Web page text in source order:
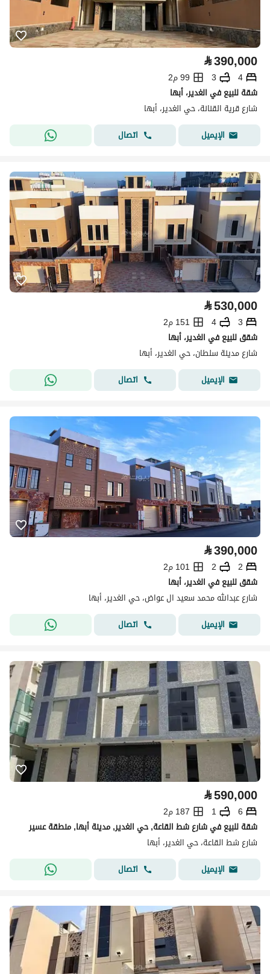
⃁390,000
4
3
99 م2
شقة للبيع في الغدير، أبها
شارع قرية القنانة، حي الغدير، أبها
الإيميل
اتصال
⃁530,000
3
4
151 م2
شقق للبيع في الغدير، أبها
شارع مدينة سلطان، حي الغدير، أبها
الإيميل
اتصال
⃁390,000
2
2
101 م2
شقق للبيع في الغدير، أبها
شارع عبدالله محمد سعيد ال عواض، حي الغدير، أبها
الإيميل
اتصال
⃁590,000
6
1
187 م2
شقة للبيع في شارع شط القاعة, حي الغدير, مدينة أبها, منطقة عسير
شارع شط القاعة، حي الغدير، أبها
الإيميل
اتصال